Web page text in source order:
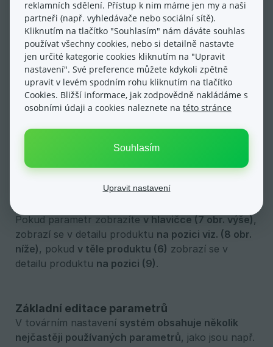
počet.Více onastavení parametrů.
Název parametru lze upravovat pomocísymbolu
tužky (4)a hodnoty lze rychle editovat pomocí
symbolu posuvníků (5).
Parametry nemusí sloužit jen k filtraci produktů.
Lze je také využít k upřesnění popisu produktů.
Můžete individuálně určit, jaké parametry se
zákazníkům zobrazí a ve které části detailu
Pokud parametr zobrazíte v hlavičce (7 obr. výše) ,
zobrazí se v detailu produktu na pozici viz. (8 obr.
níže), pokud v těle produktu (6) zobrazí se v
detailu produktu na pozici (9).
Základní editace parametrů
V továrním nastavení systém obsahuje několik
nejčastěji používaných parametrů, jako jsou např.
reklamních sdělení. Přístup k nim máme jen my a naši
partneři (např. vyhledávače nebo sociální sítě).
Kliknutím na tlačítko "Souhlasím" nám dáváte souhlas
používat všechny cookies, nebo si detailně nastavte
jen určité kategorie cookies kliknutím na "Upravit
nastavení". Své preference můžete kdykoli zpětně
upravit v levém spodním rohu kliknutím na tlačítko
Cookies. Bližší informace, jak zodpovědně nakládáme s
osobními údaji a cookies naleznete na této stránce
Souhlasím
Upravit nastavení